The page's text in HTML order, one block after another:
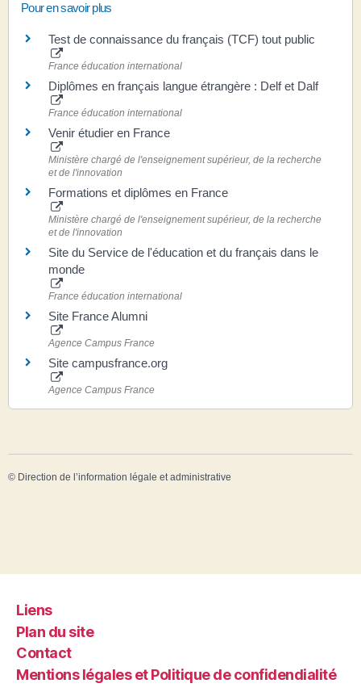
Pour en savoir plus
Test de connaissance du français (TCF) tout public
France éducation international
Diplômes en français langue étrangère : Delf et Dalf
France éducation international
Venir étudier en France
Ministère chargé de l'enseignement supérieur, de la recherche
et de l'innovation
Formations et diplômes en France
Ministère chargé de l'enseignement supérieur, de la recherche
et de l'innovation
Site du Service de l'éducation et du français dans le
monde
France éducation international
Site France Alumni
Agence Campus France
Site campusfrance.org
Agence Campus France
© Direction de l’information légale et administrative
Liens
Plan du site
Contact
Mentions légales et Politique de confidendialité